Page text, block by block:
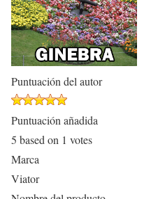
Puntuación del autor
Puntuación añadida
5 based on 1 votes
Marca
Viator